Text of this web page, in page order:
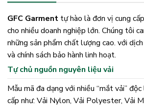
GFC Garment tự hào là đơn vị cung
cho nhiều doanh nghiệp lớn. Chúng tôi
những sản phẩm chất lượng cao. với
và chính sách bảo hành linh hoạt.
Tự chủ nguồn nguyên liệu vải
Mẫu mã đa dạng với nhiều “mắt vải”
cấp như: Vải Nylon, Vải Polyester, Vải